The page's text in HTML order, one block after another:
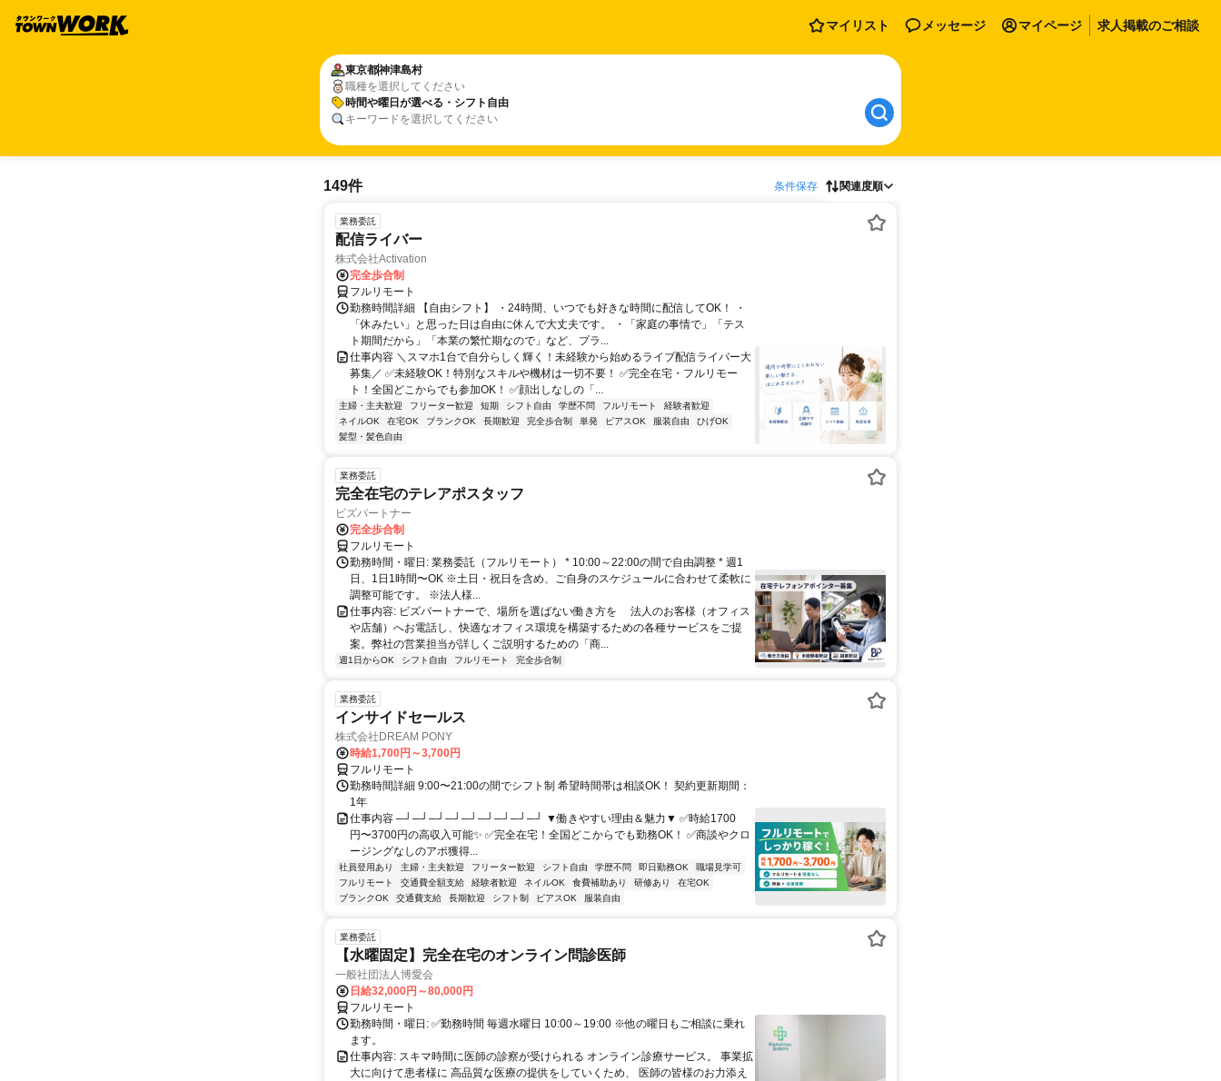
マイリスト メッセージ マイページ 求人掲載のご相談
東京都神津島村
職種を選択してください
時間や曜日が選べる・シフト自由
キーワードを選択してください
149件 条件保存 関連度順
業務委託
配信ライバー
株式会社Activation
完全歩合制
フルリモート
勤務時間詳細 【自由シフト】 ・24時間、いつでも好きな時間に配信してOK！ ・
「休みたい」と思った日は自由に休んで大丈夫です。 ・「家庭の事情で」「テス
ト期間だから」「本業の繁忙期なので」など、プラ...
仕事内容 ＼スマホ1台で自分らしく輝く！未経験から始めるライブ配信ライバー大
募集／ ✅未経験OK！特別なスキルや機材は一切不要！ ✅完全在宅・フルリモー
ト！全国どこからでも参加OK！ ✅顔出しなしの「...
主婦・主夫歓迎 フリーター歓迎 短期 シフト自由 学歴不問 フルリモート
経験者歓迎
ネイルOK
在宅OK ブランクOK 長期歓迎 完全歩合制 単発 ピアスOK 服装自由
ひげOK
髪型・髪色自由
業務委託
完全在宅のテレアポスタッフ
ビズパートナー
完全歩合制
フルリモート
勤務時間・曜日: 業務委託（フルリモート） * 10:00～22:00の間で自由調整 * 週1
日、1日1時間〜OK ※土日・祝日を含め、ご自身のスケジュールに合わせて柔軟に
調整可能です。 ※法人様...
仕事内容: ビズパートナーで、場所を選ばない働き方を 法人のお客様（オフィス
や店舗）へお電話し、快適なオフィス環境を構築するための各種サービスをご提
案。弊社の営業担当が詳しくご説明するための「商...
週1日からOK シフト自由 フルリモート 完全歩合制
業務委託
インサイドセールス
株式会社DREAM PONY
時給1,700円～3,700円
フルリモート
勤務時間詳細 9:00〜21:00の間でシフト制 希望時間帯は相談OK！ 契約更新期間：
1年
仕事内容 ─┘─┘─┘─┘─┘─┘─┘─┘─┘ ▼働きやすい理由＆魅力▼ ✅時給1700
円〜3700円の高収入可能✨ ✅完全在宅！全国どこからでも勤務OK！ ✅商談やクロ
ージングなしのアポ獲得...
社員登用あり 主婦・主夫歓迎 フリーター歓迎 シフト自由 学歴不問 即日勤務OK
職場見学可
フルリモート
交通費全額支給 経験者歓迎 ネイルOK 食費補助あり 研修あり
在宅OK
ブランクOK
交通費支給 長期歓迎 シフト制 ピアスOK 服装自由
業務委託
【水曜固定】完全在宅のオンライン問診医師
一般社団法人博愛会
日給32,000円～80,000円
フルリモート
勤務時間・曜日: ✅勤務時間 毎週水曜日 10:00～19:00 ※他の曜日もご相談に乗れ
ます。
仕事内容: スキマ時間に医師の診察が受けられる オンライン診療サービス。 事業拡
大に向けて患者様に 高品質な医療の提供をしていくため、 医師の皆様のお力添え